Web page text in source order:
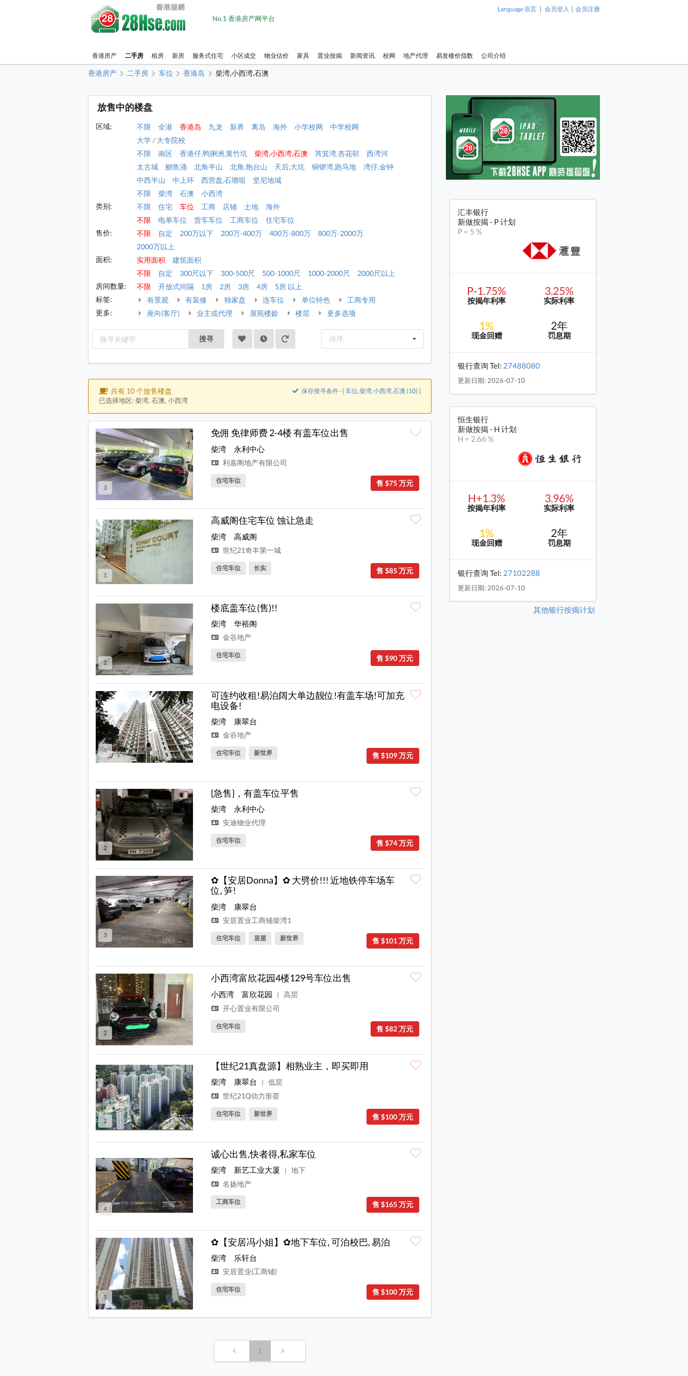
No.1 香港房产网平台
Language 语言 | 会员登入 | 会员注册
香港房产 二手房 租房 新房 服务式住宅 小区成交 物业估价 家具 置业按揭 新闻资讯 校网 地产代理 易发楼价指数 公司介绍
香港房产 二手房 车位 香港岛 柴湾,小西湾,石澳
放售中的楼盘
区域: 不限 全港 香港岛 九龙 新界 离岛 海外 小学校网
中学校网
大学 / 大专院校
不限
南区 香港仔,鸭脷洲,黄竹坑 柴湾,小西湾,石澳 筲箕湾,杏花邨
西湾河
太古城
鰂鱼涌 北角半山 北角,炮台山 天后,大坑 铜锣湾,跑马地
湾仔,金钟
中西半山
中上环 西营盘,石塘咀
坚尼地城
不限
柴湾 石澳
小西湾
类别:
不限 住宅 车位 工商 店铺 土地
海外
不限
电单车位 货车车位 工商车位
住宅车位
售价:
不限 自定 200万以下 200万-400万 400万-800万
800万-2000万
2000万以上
面积:
实用面积
建筑面积
不限
自定 300尺以下 300-500尺 500-1000尺 1000-2000尺
2000尺以上
房间数量:
不限 开放式间隔 1房 2房 3房 4房
5房 以上
标签:
有景观 有装修 独家盘 连车位 单位特色
工商专用
更多:
座向(客厅) 业主或代理 屋苑楼龄 楼层 更多选项
搜寻 排序
共有 10 个放售楼盘
已选择地区: 柴湾, 石澳, 小西湾
保存搜寻条件 - [ 车位,柴湾,小西湾,石澳 (10) ]
3
免佣 免律师费 2-4楼 有盖车位出售
柴湾 永利中心
利嘉阁地产有限公司
售 $75 万元
住宅车位
1
高威阁住宅车位 蚀让急走
柴湾 高威阁
世纪21奇丰第一城
售 $85 万元
住宅车位 长实
2
楼底盖车位(售)!!
柴湾 华裕阁
金谷地产
售 $90 万元
住宅车位
4
可连约收租!易泊阔大单边靓位!有盖车场!可加充
电设备!
柴湾 康翠台
金谷地产
售 $109 万元
住宅车位 新世界
2
{急售}，有盖车位平售
柴湾 永利中心
安迪物业代理
售 $74 万元
住宅车位
3
✿【安居Donna】✿ 大劈价!!! 近地铁停车场车
位, 笋!
柴湾 康翠台
安居置业工商铺柴湾1
售 $101 万元
住宅车位 居屋 新世界
2
小西湾富欣花园4楼129号车位出售
小西湾 富欣花园 |
高层
开心置业有限公司
售 $82 万元
住宅车位
2
【世纪21真盘源】相熟业主，即买即用
柴湾 康翠台 |
低层
世纪21Q动力形荟
售 $100 万元
住宅车位 新世界
4
诚心出售,快者得,私家车位
柴湾 新艺工业大厦 |
地下
名扬地产
售 $165 万元
工商车位
1
✿【安居冯小姐】✿地下车位, 可泊校巴, 易泊
柴湾 乐轩台
安居置业(工商铺)
售 $100 万元
住宅车位
1
汇丰银行
新做按揭 - P 计划
P = 5 %
P-1.75%
按揭年利率
3.25%
实际利率
1%
现金回赠
2年
罚息期
银行查询 Tel: 27488080
更新日期: 2026-07-10
恒生银行
新做按揭 - H 计划
H = 2.66 %
H+1.3%
按揭年利率
3.96%
实际利率
1%
现金回赠
2年
罚息期
银行查询 Tel: 27102288
更新日期: 2026-07-10
其他银行按揭计划